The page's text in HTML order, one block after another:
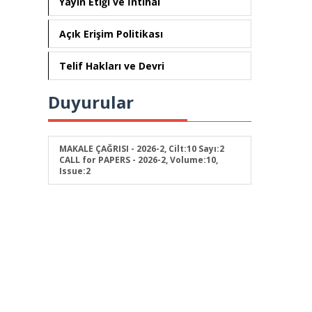
Açık Erişim Politikası
Telif Hakları ve Devri
Duyurular
MAKALE ÇAĞRISI - 2026-2, Cilt:10 Sayı:2
CALL for PAPERS - 2026-2, Volume:10,
Issue:2